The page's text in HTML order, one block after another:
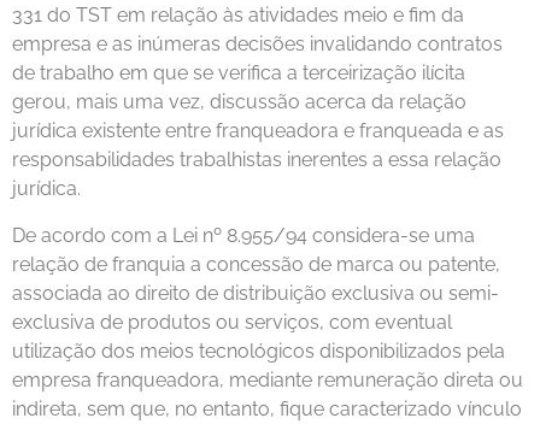
331 do TST em relação às atividades meio e fim da
empresa e as inúmeras decisões invalidando contratos
de trabalho em que se verifica a terceirização ilícita
gerou, mais uma vez, discussão acerca da relação
jurídica existente entre franqueadora e franqueada e as
responsabilidades trabalhistas inerentes a essa relação
jurídica.
De acordo com a Lei nº 8.955/94 considera-se uma
relação de franquia a concessão de marca ou patente,
associada ao direito de distribuição exclusiva ou semi-
exclusiva de produtos ou serviços, com eventual
utilização dos meios tecnológicos disponibilizados pela
empresa franqueadora, mediante remuneração direta ou
indireta, sem que, no entanto, fique caracterizado vínculo